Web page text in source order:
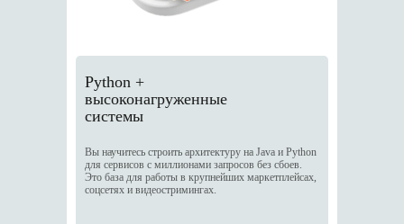
Вы научитесь строить архитектуру на Java и Python
для сервисов с миллионами запросов без сбоев.
Это база для работы в крупнейших маркетплейсах,
соцсетях и видеостримингах.
Python +
высоконагруженные
системы